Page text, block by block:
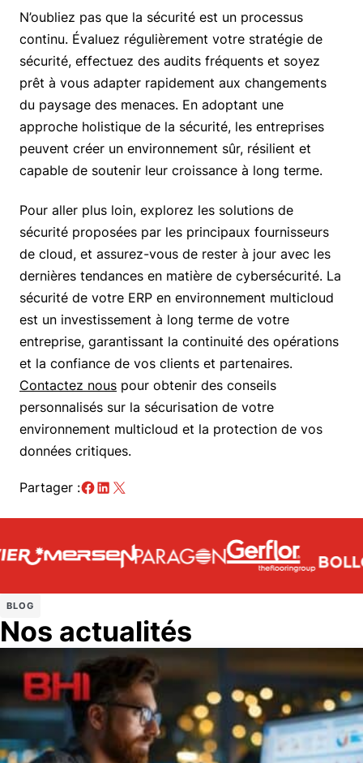
N’oubliez pas que la sécurité est un processus
continu. Évaluez régulièrement votre stratégie de
sécurité, effectuez des audits fréquents et soyez
prêt à vous adapter rapidement aux changements
du paysage des menaces. En adoptant une
approche holistique de la sécurité, les entreprises
peuvent créer un environnement sûr, résilient et
capable de soutenir leur croissance à long terme.
Pour aller plus loin, explorez les solutions de
sécurité proposées par les principaux fournisseurs
de cloud, et assurez-vous de rester à jour avec les
dernières tendances en matière de cybersécurité. La
sécurité de votre ERP en environnement multicloud
est un investissement à long terme de votre
entreprise, garantissant la continuité des opérations
et la confiance de vos clients et partenaires.
Contactez nous pour obtenir des conseils
personnalisés sur la sécurisation de votre
environnement multicloud et la protection de vos
données critiques.
Partager :
BLOG
Nos actualités